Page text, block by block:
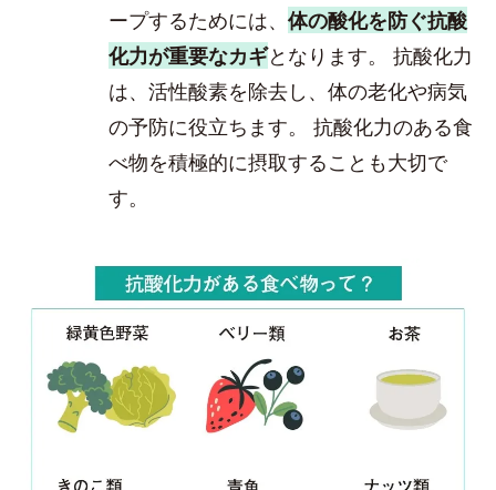
ープするためには、体の酸化を防ぐ抗酸
化力が重要なカギとなります。 抗酸化力
は、活性酸素を除去し、体の老化や病気
の予防に役立ちます。 抗酸化力のある食
べ物を積極的に摂取することも大切で
す。